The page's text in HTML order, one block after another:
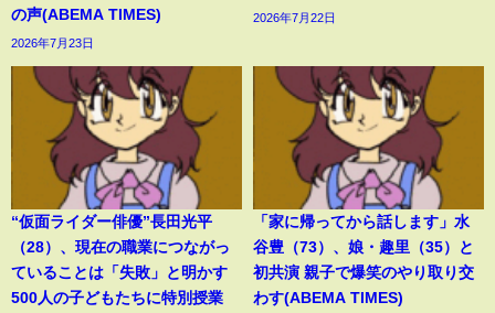
の声(ABEMA TIMES)
2026年7月23日
2026年7月22日
“仮面ライダー俳優”長田光平
（28）、現在の職業につながっ
ていることは「失敗」と明かす
500人の子どもたちに特別授業
「家に帰ってから話します」水
谷豊（73）、娘・趣里（35）と
初共演 親子で爆笑のやり取り交
わす(ABEMA TIMES)